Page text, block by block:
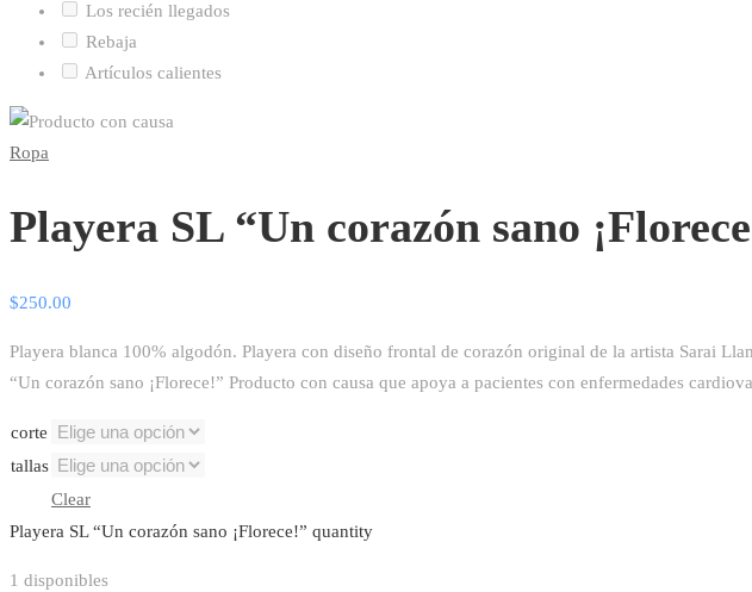
Los recién llegados
Rebaja
Artículos calientes
Ropa
Playera SL “Un corazón sano
$250.00
Playera blanca 100% algodón. Playera con diseño frontal de corazón original de la artista Sarai
“Un corazón sano ¡Florece!” Producto con causa que apoya a pacientes con enfermedades
corte
tallas
Clear
Playera SL “Un corazón sano ¡Florece!” quantity
1 disponibles